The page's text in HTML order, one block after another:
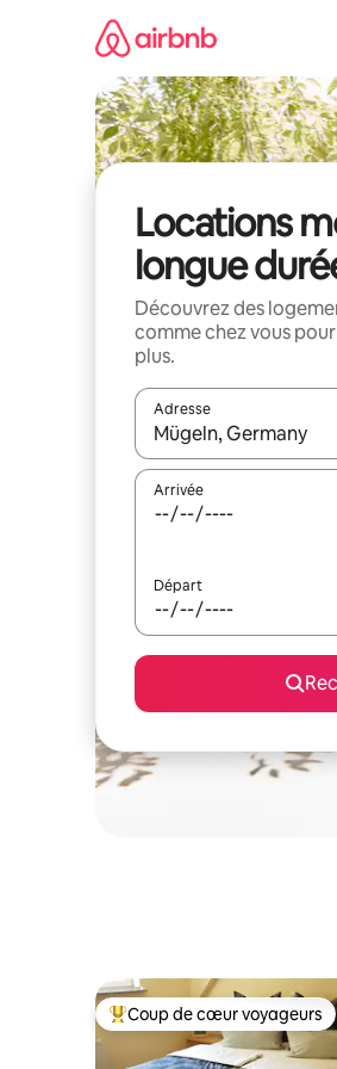
Locations
longue
Découvrez des
comme chez vous
plus.
Adresse
Lorsque les résultats
Arrivée
Départ
Coups de cœur voyageurs
Coup de cœur voyageurs